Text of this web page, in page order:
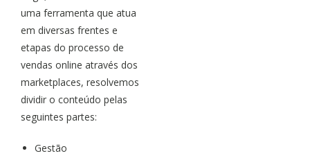
uma ferramenta que atua
em diversas frentes e
etapas do processo de
vendas online através dos
marketplaces, resolvemos
dividir o conteúdo pelas
seguintes partes:
Gestão